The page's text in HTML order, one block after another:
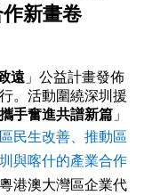
新畫卷
遠 」公益計畫發佈
。活動圍繞深圳援
攜手奮進共譜新篇 」
民生改善、推動區
與喀什的產業合作
港澳大灣區企業代